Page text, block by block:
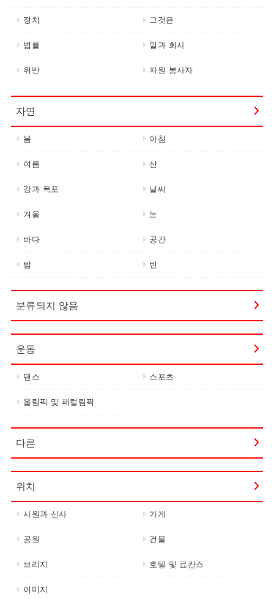
정치 그것은
법률 일과 회사
위반 자원 봉사자
자연
봄 아침
여름 산
강과 폭포 날씨
겨울 눈
바다 공간
밤 빈
분류되지 않음
운동
댄스 스포츠
올림픽 및 패럴림픽
다른
위치
사원과 신사 가게
공원 건물
브리지 호텔 및 료칸스
이미지